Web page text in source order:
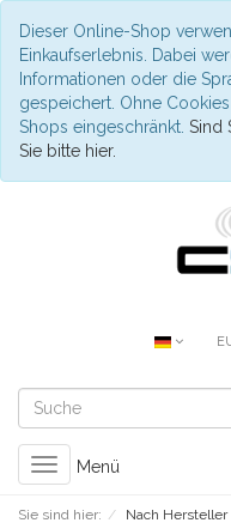
Dieser Online-Shop
Einkaufserlebnis. Dabei
Informationen oder die
gespeichert. Ohne
Shops eingeschränkt. Sind
Sie bitte hier.
Toggle
navigation
Menü
Sie sind hier: Nach Hersteller